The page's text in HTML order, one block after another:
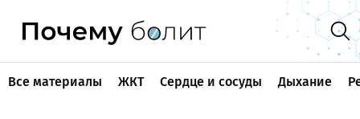
Все материалы ЖКТ Сердце и сосуды Дыхание